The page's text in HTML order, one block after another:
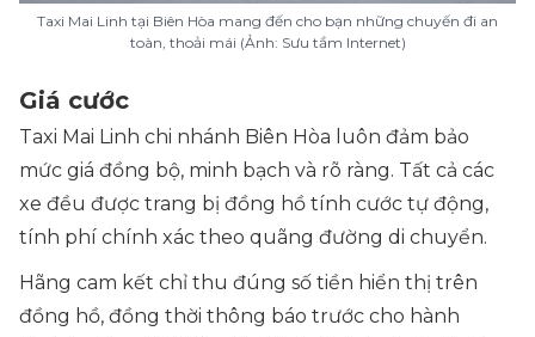
Taxi Mai Linh tại Biên Hòa mang đến cho bạn những chuyến đi an
toàn, thoải mái (Ảnh: Sưu tầm Internet)
Giá cước
Taxi Mai Linh chi nhánh Biên Hòa luôn đảm bảo
mức giá đồng bộ, minh bạch và rõ ràng. Tất cả các
xe đều được trang bị đồng hồ tính cước tự động,
tính phí chính xác theo quãng đường di chuyển.
Hãng cam kết chỉ thu đúng số tiền hiển thị trên
đồng hồ, đồng thời thông báo trước cho hành